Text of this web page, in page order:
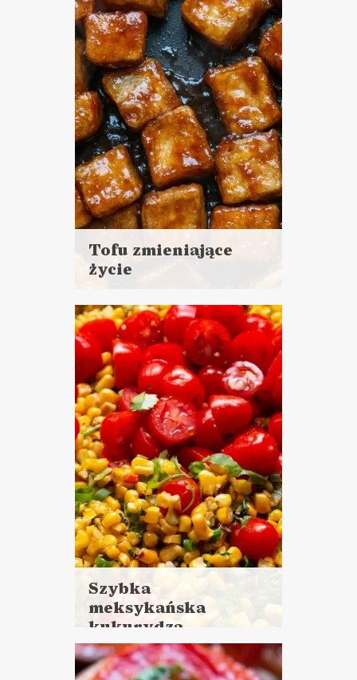
DANIA GŁÓWNE
WIELKANOC ?
Tofu zmieniające
życie
więcej
Czas przygotowania: 20 - 30
minut
DANIA GŁÓWNE
LUNCHE DO PRACY
KAMERALNY SYLWESTER ?
TOP 2020 ?
VEGANUARY ?
Szybka
meksykańska
kukurydza
Czytaj
więcej
Czas przygotowania: 15 minut